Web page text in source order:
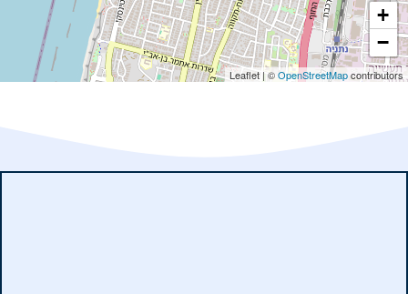
+
−
Leaflet |©OpenStreetMapcontributors